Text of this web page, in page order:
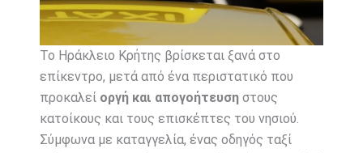
Το Ηράκλειο Κρήτης βρίσκεται ξανά στο
επίκεντρο, μετά από ένα περιστατικό που
προκαλεί οργή και απογοήτευσηστους
κατοίκους και τους επισκέπτες του νησιού.
Σύμφωνα με καταγγελία, ένας οδηγός ταξί